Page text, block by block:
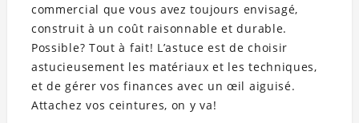
commercial que vous avez toujours envisagé,
construit à un coût raisonnable et durable.
Possible? Tout à fait! L’astuce est de choisir
astucieusement les matériaux et les techniques,
et de gérer vos finances avec un œil aiguisé.
Attachez vos ceintures, on y va!